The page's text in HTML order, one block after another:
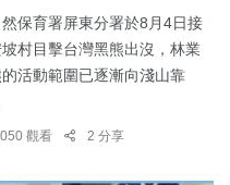
保育署屏東分署於8月4日接
村目擊台灣黑熊出沒，林業
活動範圍已逐漸向淺山靠
觀看 2 分享